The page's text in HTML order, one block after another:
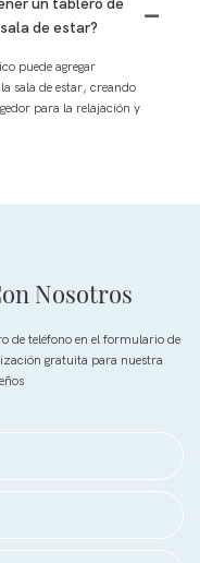
un tablero de
de estar?
puede agregar
sala de estar, creando
para la relajación y
Nosotros
de teléfono en el formulario de
gratuita para nuestra